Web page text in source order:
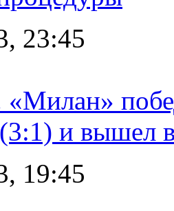
23:45
и вышел
19:45